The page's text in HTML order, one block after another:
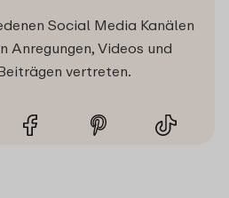
Social Media Kanälen
Anregungen, Videos und
vertreten.